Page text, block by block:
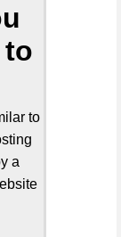
to
to
a